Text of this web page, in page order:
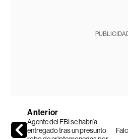
Anterior
Agente del FBI se habría
entregado tras un presunto